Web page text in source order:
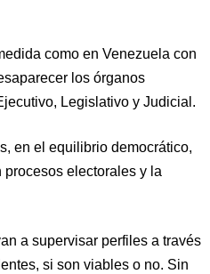
como en Venezuela con
los órganos
Legislativo y Judicial.
en el equilibrio democrático,
electorales y la
a supervisar perfiles a través
si son viables o no. Sin